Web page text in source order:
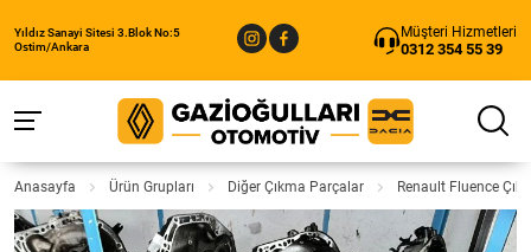
Yıldız Sanayi Sitesi 3.Blok No:5
Ostim/Ankara
Müşteri Hizmetleri
0312 354 55 39
Anasayfa Ürün Grupları Diğer Çıkma Parçalar Renault Fluence